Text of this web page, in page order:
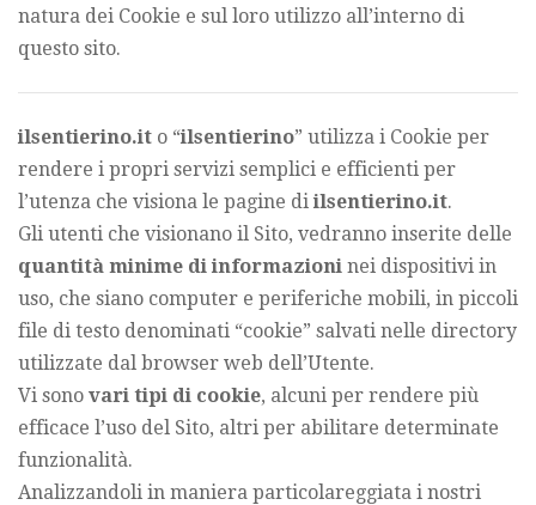
natura dei Cookie e sul loro utilizzo all’interno di
questo sito.
ilsentierino.it o “ilsentierino” utilizza i Cookie per
rendere i propri servizi semplici e efficienti per
l’utenza che visiona le pagine di ilsentierino.it.
Gli utenti che visionano il Sito, vedranno inserite delle
quantità minime di informazioni nei dispositivi in
uso, che siano computer e periferiche mobili, in piccoli
file di testo denominati “cookie” salvati nelle directory
utilizzate dal browser web dell’Utente.
Vi sono vari tipi di cookie, alcuni per rendere più
efficace l’uso del Sito, altri per abilitare determinate
funzionalità.
Analizzandoli in maniera particolareggiata i nostri